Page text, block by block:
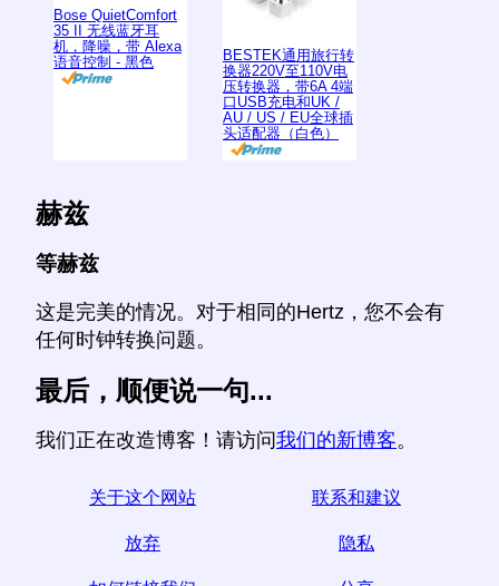
Bose QuietComfort
35 II 无线蓝牙耳
机，降噪，带 Alexa
语音控制 - 黑色
BESTEK通用旅行转
换器220V至110V电
压转换器，带6A 4端
口USB充电和UK /
AU / US / EU全球插
头适配器（白色）
赫兹
等赫兹
这是完美的情况。对于相同的Hertz，您不会有
任何时钟转换问题。
最后，顺便说一句...
我们正在改造博客！请访问我们的新博客。
关于这个网站 联系和建议
放弃 隐私